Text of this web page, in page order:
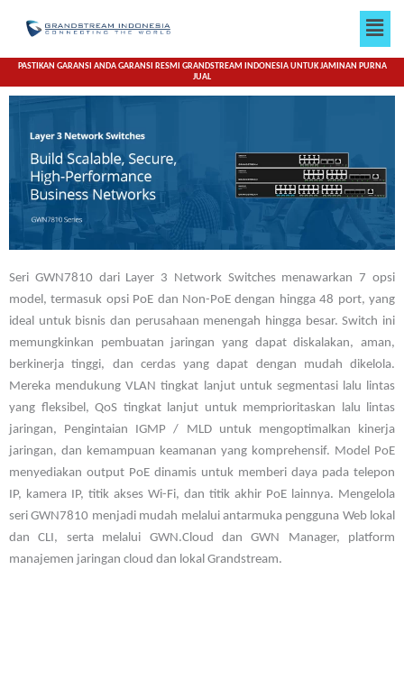
PASTIKAN GARANSI ANDA GARANSI RESMI GRANDSTREAM INDONESIA UNTUK JAMINAN PURNA
JUAL
Seri GWN7810 dari Layer 3 Network Switches menawarkan 7 opsi
model, termasuk opsi PoE dan Non-PoE dengan hingga 48 port, yang
ideal untuk bisnis dan perusahaan menengah hingga besar. Switch ini
memungkinkan pembuatan jaringan yang dapat diskalakan, aman,
berkinerja tinggi, dan cerdas yang dapat dengan mudah dikelola.
Mereka mendukung VLAN tingkat lanjut untuk segmentasi lalu lintas
yang fleksibel, QoS tingkat lanjut untuk memprioritaskan lalu lintas
jaringan, Pengintaian IGMP / MLD untuk mengoptimalkan kinerja
jaringan, dan kemampuan keamanan yang komprehensif. Model PoE
menyediakan output PoE dinamis untuk memberi daya pada telepon
IP, kamera IP, titik akses Wi-Fi, dan titik akhir PoE lainnya. Mengelola
seri GWN7810 menjadi mudah melalui antarmuka pengguna Web lokal
dan CLI, serta melalui GWN.Cloud dan GWN Manager, platform
manajemen jaringan cloud dan lokal Grandstream.